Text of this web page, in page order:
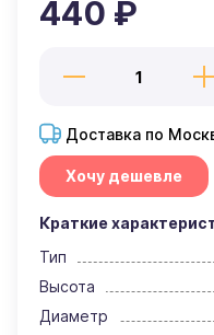
440 ₽
Доставка по
Хочу дешевле
Краткие
Тип
Высота
Диаметр